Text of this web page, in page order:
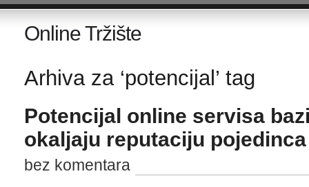
Online Tržište
Arhiva za ‘potencijal’ tag
Potencijal online servisa
okaljaju reputaciju
bez komentara